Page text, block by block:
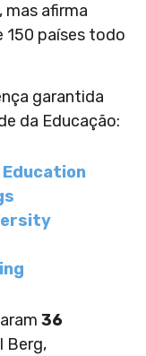
mas afirma
150 países todo
garantida
da Educação:
36
Berg,